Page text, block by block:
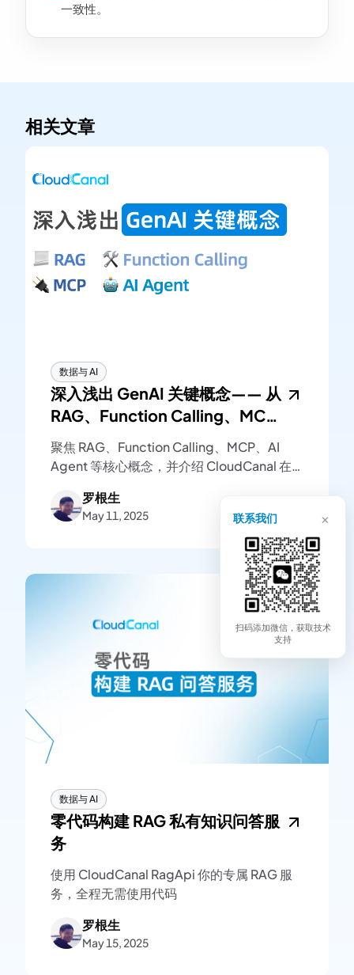
一致性。
相关文章
数据与 AI
深入浅出 GenAI 关键概念—— 从
RAG、Function Calling、MCP
到 AI Agent
聚焦 RAG、Function Calling、MCP、AI
Agent 等核心概念，并介绍 CloudCanal 在
罗根生
May 11, 2025
数据与 AI
零代码构建 RAG 私有知识问答服
务
使用 CloudCanal RagApi 你的专属 RAG 服
务，全程无需使用代码
罗根生
May 15, 2025
联系我们 ×
扫码添加微信，获取技术
支持